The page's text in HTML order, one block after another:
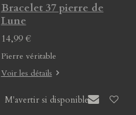
Bracelet 37 pierre de
Lune
14,99 €
Pierre véritable
Voir les détails
M'avertir si disponible